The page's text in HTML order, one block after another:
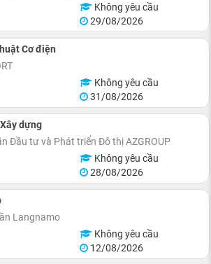
Không yêu cầu
29/08/2026
Cơ điện
Không yêu cầu
31/08/2026
dựng
Đầu tư và Phát triển Đô thị AZGROUP
Không yêu cầu
28/08/2026
Langnamo
Không yêu cầu
12/08/2026